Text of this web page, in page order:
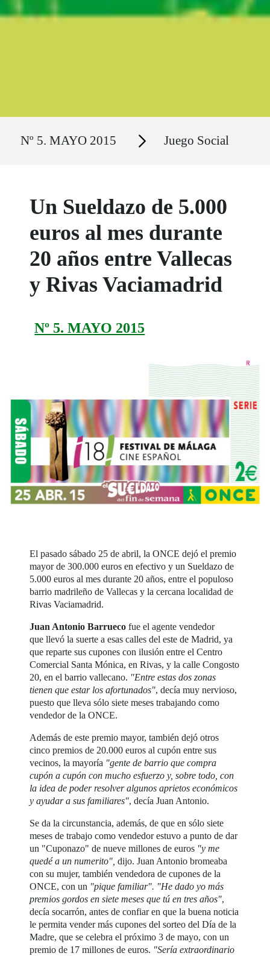
Nº 5. MAYO 2015 Secciones Juego Social
Un Sueldazo de 5.000
euros al mes durante
20 años entre Vallecas
y Rivas Vaciamadrid
Nº 5. MAYO 2015
El pasado sábado 25 de abril, la ONCE dejó el premio
mayor de 300.000 euros en efectivo y un Sueldazo de
5.000 euros al mes durante 20 años, entre el populoso
barrio madrileño de Vallecas y la cercana localidad de
Rivas Vaciamadrid.
Juan Antonio Barrueco fue el agente vendedor
que llevó la suerte a esas calles del este de Madrid, ya
que reparte sus cupones con ilusión entre el Centro
Comercial Santa Mónica, en Rivas, y la calle Congosto
20, en el barrio vallecano. "Entre estas dos zonas
tienen que estar los afortunados", decía muy nervioso,
puesto que lleva sólo siete meses trabajando como
vendedor de la ONCE.
Además de este premio mayor, también dejó otros
cinco premios de 20.000 euros al cupón entre sus
vecinos, la mayoría "gente de barrio que compra
cupón a cupón con mucho esfuerzo y, sobre todo, con
la idea de poder resolver algunos aprietos económicos
y ayudar a sus familiares", decía Juan Antonio.
Se da la circunstancia, además, de que en sólo siete
meses de trabajo como vendedor estuvo a punto de dar
un "Cuponazo" de nueve millones de euros "y me
quedé a un numerito",dijo. Juan Antonio bromeaba
con su mujer, también vendedora de cupones de la
ONCE, con un "pique familiar". "He dado yo más
premios gordos en siete meses que tú en tres años",
decía socarrón, antes de confiar en que la buena noticia
le permita vender más cupones del sorteo del Día de la
Madre, que se celebra el próximo 3 de mayo, con un
premio de 17 millones de euros. "Sería extraordinario